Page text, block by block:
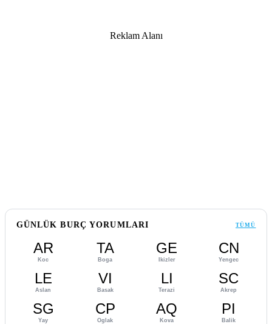
Reklam Alanı
GÜNLÜK BURÇ YORUMLARI TÜMÜ
AR
Koc
TA
Boga
GE
Ikizler
CN
Yengec
LE
Aslan
VI
Basak
LI
Terazi
SC
Akrep
SG
Yay
CP
Oglak
AQ
Kova
PI
Balik